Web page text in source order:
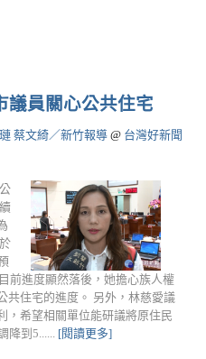
員關心公共住宅
蔡文綺／新竹報導 @ 台灣好新聞
前進度顯然落後，她擔心族人權
共住宅的進度。 另外，林慈愛議
，希望相關單位能研議將原住民
降到5...... [閱讀更多]